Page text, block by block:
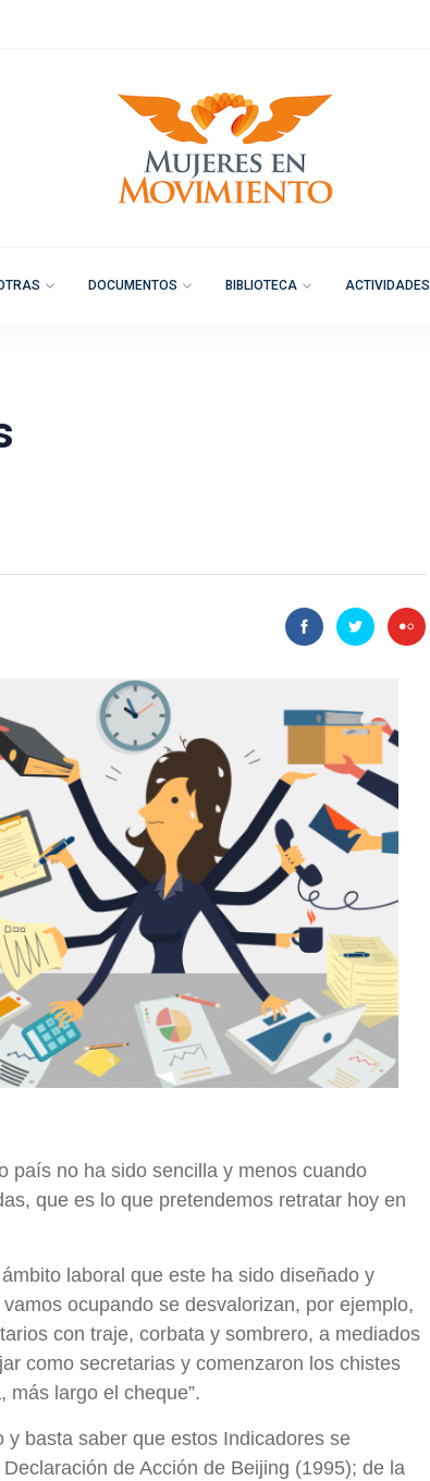
DOCUMENTOS BIBLIOTECA ACTIVIDADES
país no ha sido sencilla y menos cuando
que es lo que pretendemos retratar hoy en
laboral que este ha sido diseñado y
ocupando se desvalorizan, por ejemplo,
con traje, corbata y sombrero, a mediados
como secretarias y comenzaron los chistes
más largo el cheque”.
basta saber que estos Indicadores se
de Acción de Beijing (1995); de la